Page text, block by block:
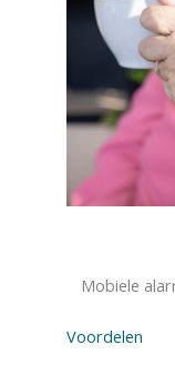
Mobiele
Voordelen